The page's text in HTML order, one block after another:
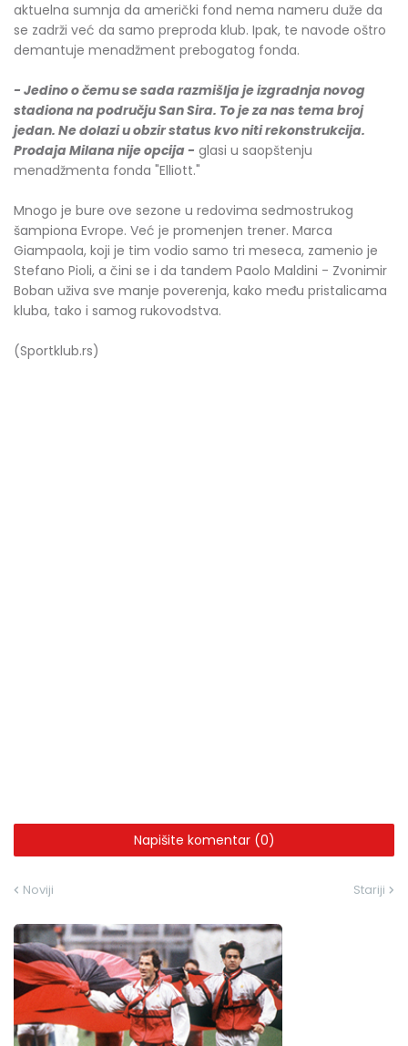
aktuelna sumnja da američki fond nema nameru duže da
se zadrži već da samo preproda klub. Ipak, te navode oštro
demantuje menadžment prebogatog fonda.
- Jedino o čemu se sada razmišlja je izgradnja novog
stadiona na području San Sira. To je za nas tema broj
jedan. Ne dolazi u obzir status kvo niti rekonstrukcija.
Prodaja Milana nije opcija - glasi u saopštenju
menadžmenta fonda "Elliott."
Mnogo je bure ove sezone u redovima sedmostrukog
šampiona Evrope. Već je promenjen trener. Marca
Giampaola, koji je tim vodio samo tri meseca, zamenio je
Stefano Pioli, a čini se i da tandem Paolo Maldini - Zvonimir
Boban uživa sve manje poverenja, kako među pristalicama
kluba, tako i samog rukovodstva.
(Sportklub.rs)
Napišite komentar (0)
Noviji Stariji